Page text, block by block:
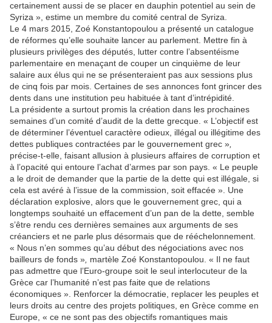
certainement aussi de se placer en dauphin potentiel au sein de
Syriza », estime un membre du comité central de Syriza.
Le 4 mars 2015, Zoé Konstantopoulou a présenté un catalogue
de réformes qu’elle souhaite lancer au parlement. Mettre fin à
plusieurs privilèges des députés, lutter contre l’absentéisme
parlementaire en menaçant de couper un cinquième de leur
salaire aux élus qui ne se présenteraient pas aux sessions plus
de cinq fois par mois. Certaines de ses annonces font grincer des
dents dans une institution peu habituée à tant d’intrépidité.
La présidente a surtout promis la création dans les prochaines
semaines d’un comité d’audit de la dette grecque. « L’objectif est
de déterminer l’éventuel caractère odieux, illégal ou illégitime des
dettes publiques contractées par le gouvernement grec »
précise-t-elle, faisant allusion à plusieurs affaires de corruption et
à l’opacité qui entoure l’achat d’armes par son pays. « Le peuple
a le droit de demander que la partie de la dette qui est illégale, si
cela est avéré à l’issue de la commission, soit effacée ». Une
déclaration explosive, alors que le gouvernement grec, qui a
longtemps souhaité un effacement d’un pan de la dette, semble
s’être rendu ces dernières semaines aux arguments de ses
créanciers et ne parle plus désormais que de rééchelonnement.
« Nous n’en sommes qu’au début des négociations avec nos
bailleurs de fonds » martèle Zoé Konstantopoulou. « Il ne faut
pas admettre que l’Euro-groupe soit le seul interlocuteur de la
Grèce car l’humanité n’est pas faite que de relations
économiques ». Renforcer la démocratie, replacer les peuples et
leurs droits au centre des projets politiques, en Grèce comme en
Europe, « ce ne sont pas des objectifs romantiques mais